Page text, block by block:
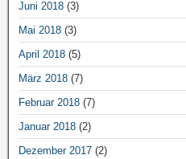
Juni 2018 (3)
Mai 2018 (3)
April 2018 (5)
März 2018 (7)
Februar 2018 (7)
Januar 2018 (2)
Dezember 2017 (2)